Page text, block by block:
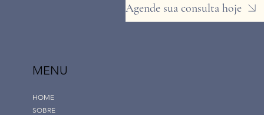
Agende sua consulta hoje
HOME
SOBRE
MENU